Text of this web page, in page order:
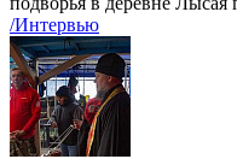
/Интервью